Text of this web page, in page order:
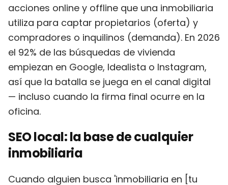
acciones online y offline que una inmobiliaria
utiliza para captar propietarios (oferta) y
compradores o inquilinos (demanda). En 2026
el 92% de las búsquedas de vivienda
empiezan en Google, Idealista o Instagram,
así que la batalla se juega en el canal digital
— incluso cuando la firma final ocurre en la
oficina.
SEO local: la base de cualquier
inmobiliaria
Cuando alguien busca 'inmobiliaria en [tu